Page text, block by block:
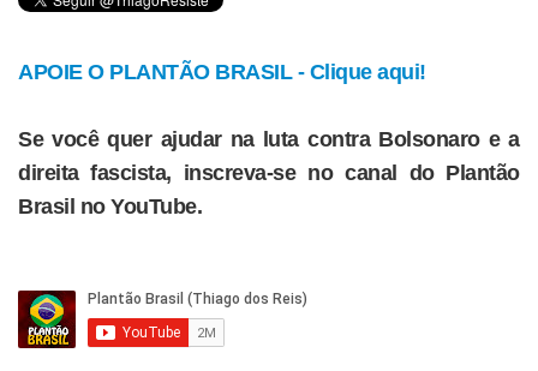
APOIE O PLANTÃO BRASIL - Clique aqui!
Se você quer ajudar na luta contra Bolsonaro e a
direita fascista, inscreva-se no canal do Plantão
Brasil no YouTube.